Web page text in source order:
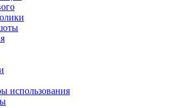
использования